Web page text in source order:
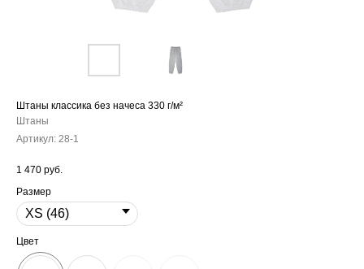
Штаны классика без начеса 330 г/м²
Штаны
Артикул: 28-1
1 470 руб.
Размер
Цвет